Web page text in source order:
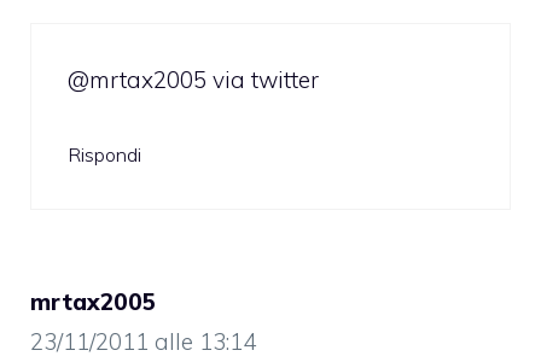
@mrtax2005 via twitter
Rispondi
mrtax2005
23/11/2011 alle 13:14